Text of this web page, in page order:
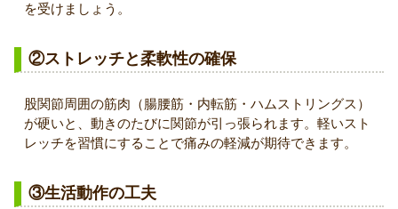
を受けましょう。
②ストレッチと柔軟性の確保
股関節周囲の筋肉（腸腰筋・内転筋・ハムストリングス）
が硬いと、動きのたびに関節が引っ張られます。軽いスト
レッチを習慣にすることで痛みの軽減が期待できます。
③生活動作の工夫